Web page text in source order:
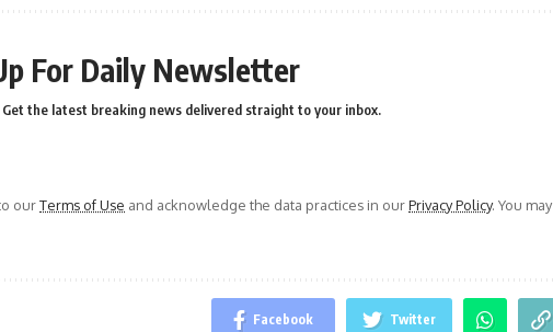
For Daily Newsletter
Get the latest breaking news delivered straight to your inbox.
ourTerms of Use and acknowledge the data practices in ourPrivacy Policy. You may
Facebook Twitter